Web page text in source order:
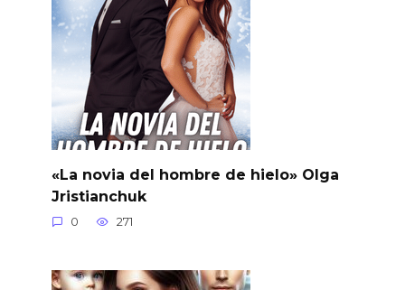
«La novia del hombre de hielo» Olga
Jristianchuk
0 271